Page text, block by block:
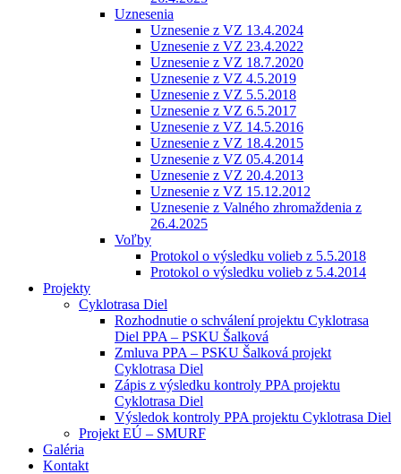
Uznesenia
Uznesenie z VZ 13.4.2024
Uznesenie z VZ 23.4.2022
Uznesenie z VZ 18.7.2020
Uznesenie z VZ 4.5.2019
Uznesenie z VZ 5.5.2018
Uznesenie z VZ 6.5.2017
Uznesenie z VZ 14.5.2016
Uznesenie z VZ 18.4.2015
Uznesenie z VZ 05.4.2014
Uznesenie z VZ 20.4.2013
Uznesenie z VZ 15.12.2012
Uznesenie z Valného zhromaždenia z
26.4.2025
Voľby
Protokol o výsledku volieb z 5.5.2018
Protokol o výsledku volieb z 5.4.2014
Projekty
Cyklotrasa Diel
Rozhodnutie o schválení projektu Cyklotrasa
Diel PPA – PSKU Šalková
Zmluva PPA – PSKU Šalková projekt
Cyklotrasa Diel
Zápis z výsledku kontroly PPA projektu
Cyklotrasa Diel
Výsledok kontroly PPA projektu Cyklotrasa Diel
Projekt EÚ – SMURF
Galéria
Kontakt